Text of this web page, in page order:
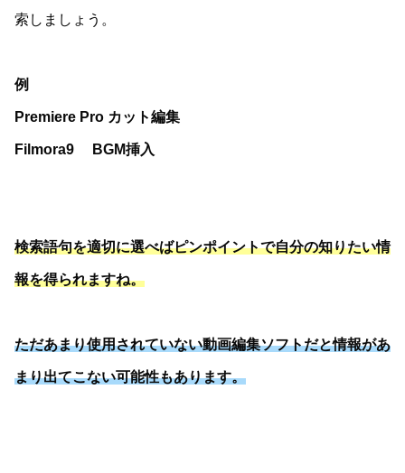
索しましょう。
例
Premiere Pro カット編集
Filmora9 BGM挿入
検索語句を適切に選べばピンポイントで自分の知りたい情
報を得られますね。
ただあまり使用されていない動画編集ソフトだと情報があ
まり出てこない可能性もあります。